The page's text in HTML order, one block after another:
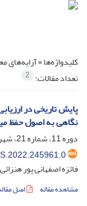
کلیدواژه‌ها =آرایه‌های
تعداد مقالات: 2
پایش تاریخی در
نگاهی به اصول حفظ
دوره 11، شماره 21، شهریور 1401، صفحه
فائزه اصفهانی پور
مشاهده مقاله اصل